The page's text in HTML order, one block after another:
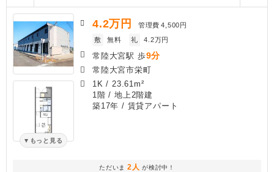
もっと見る
4.2万円 管理費 4,500円
敷
無料 礼 4.2万円
常陸大宮駅 歩9分
常陸大宮市栄町
1K / 23.61m²
1階 / 地上2階建
築17年 / 賃貸アパート
ただいま 2人 が検討中！